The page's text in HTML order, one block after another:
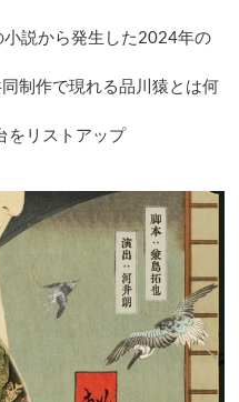
小説から発生した2024年の
制作で現れる品川猿とは何
をリストアップ